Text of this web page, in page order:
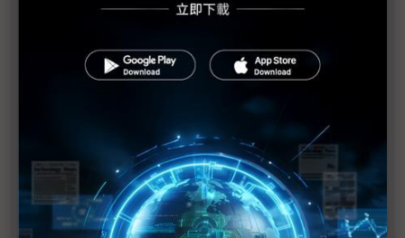
蘋果盼超薄設計刺激換機 未來有望擴至高階機款
蘋果傳開始量產M5晶片 多項新技術台日韓供應鏈齊
蘋果春季傳推5大新品 規格升級一次看
iPhone 17 Air傳七大升級 超薄設計、搭自研5G數據
晶片